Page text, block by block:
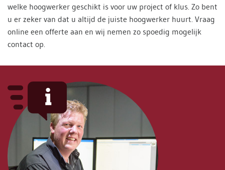
welke hoogwerker geschikt is voor uw project of klus. Zo bent
u er zeker van dat u altijd de juiste hoogwerker huurt. Vraag
online een offerte aan en wij nemen zo spoedig mogelijk
contact op.